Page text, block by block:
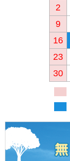
2
9
16
23
30